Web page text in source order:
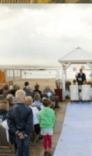
van Meijer aan Zee